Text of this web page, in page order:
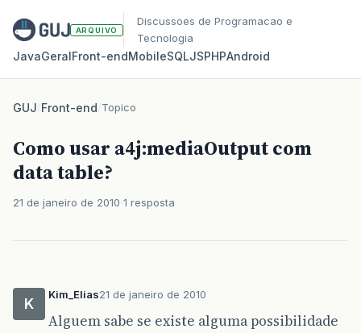
ARQUIVO
Discussoes de Programacao e
Tecnologia
JavaGeralFront‑endMobileSQLJSPHPAndroid
GUJ/Front-end/Topico
Como usar a4j:mediaOutput com
data table?
21 de janeiro de 2010 1 resposta
K
Kim_Elias21 de janeiro de 2010
Alguem sabe se existe alguma possibilidade